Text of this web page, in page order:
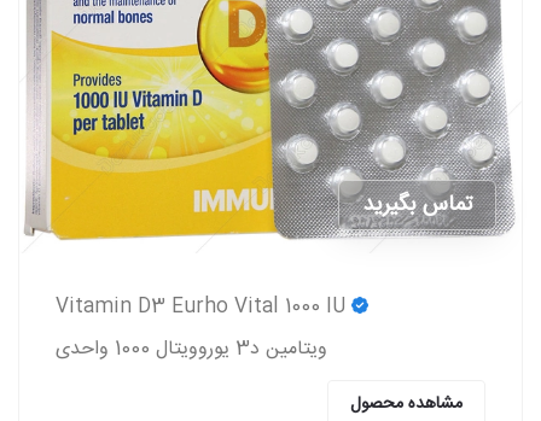
تماس بگیرید
ویتامین د3 یوروویتال 1000 واحدی
مشاهده محصول